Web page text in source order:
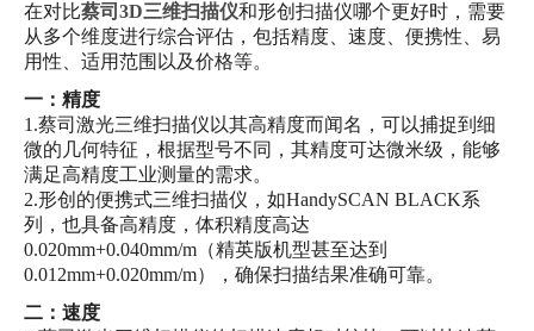
在对比蔡司3D三维扫描仪和形创扫描仪哪个更好时，需要
从多个维度进行综合评估，包括精度、速度、便携性、易
用性、适用范围以及价格等。
一：精度
1.蔡司激光三维扫描仪以其高精度而闻名，可以捕捉到细
微的几何特征，根据型号不同，其精度可达微米级，能够
满足高精度工业测量的需求。
2.形创的便携式三维扫描仪，如HandySCAN BLACK系
列，也具备高精度，体积精度高达
0.020mm+0.040mm/m（精英版机型甚至达到
0.012mm+0.020mm/m），确保扫描结果准确可靠。
二：速度